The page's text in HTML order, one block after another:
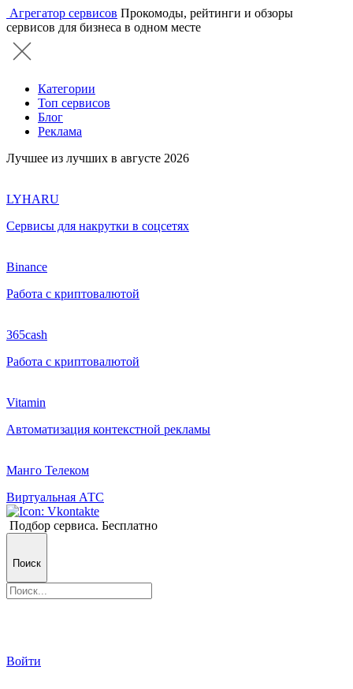
Агрегатор сервисов Прокомоды, рейтинги и обзоры
сервисов для бизнеса в одном месте
Категории
Топ сервисов
Блог
Реклама
Лучшее из лучших в августе 2026
LYHARU
Сервисы для накрутки в соцсетях
Binance
Работа с криптовалютой
365cash
Работа с криптовалютой
Vitamin
Автоматизация контекстной рекламы
Манго Телеком
Виртуальная АТС
Подбор сервиса. Бесплатно
Поиск
Войти